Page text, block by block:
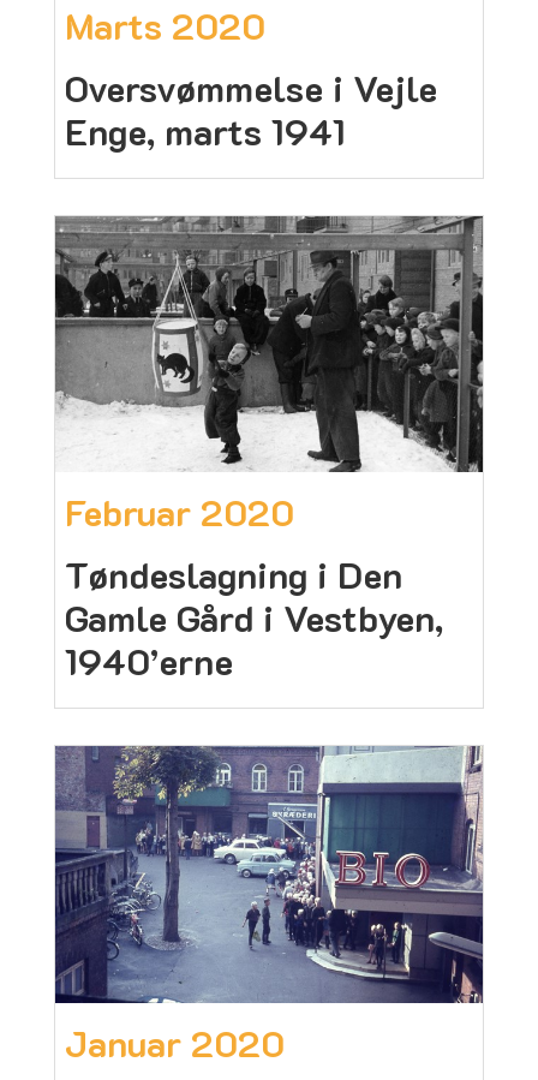
Marts 2020
Oversvømmelse i Vejle
Enge, marts 1941
Februar 2020
Tøndeslagning i Den
Gamle Gård i Vestbyen,
1940’erne
Januar 2020